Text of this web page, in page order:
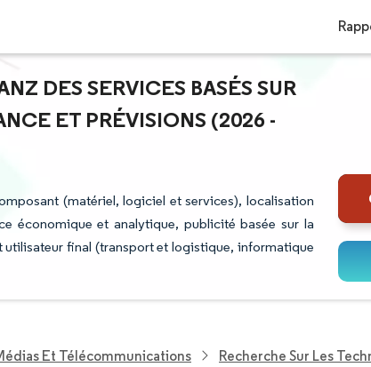
DES SERVICES BASÉS SUR
ET PRÉVISIONS (2026 -
(matériel, logiciel et services), localisation
économique et analytique, publicité basée sur la
final (transport et logistique, informatique
Et Télécommunications Recherche Sur Les